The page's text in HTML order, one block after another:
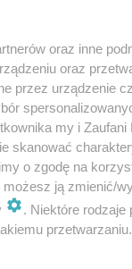
wronieckich
oraz inne
oraz
przez urządzenie
my i
skanować
o zgodę na
możesz ją zmienić/
. Niektóre rodzaje